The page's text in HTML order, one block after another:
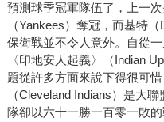
預測球季冠軍隊伍了，上一
（Yankees）奪冠，而基特
保衛戰並不令人意外。自從
〈印地安人起義〉（Indian
題從許多方面來說下得很可
（Cleveland Indians）是大
隊卻以六十一勝一百零一敗